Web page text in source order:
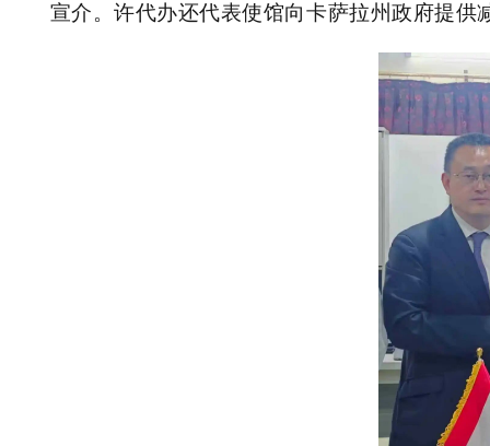
宣介。许代办还代表使馆向卡萨拉州政府提供